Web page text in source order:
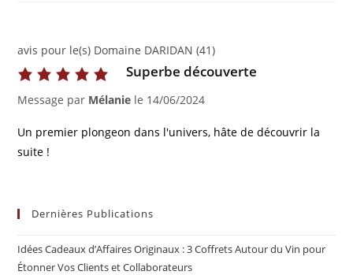
avis pour le(s) Domaine DARIDAN (41)
Superbe découverte
Message par Mélanie le 14/06/2024
Un premier plongeon dans l'univers, hâte de découvrir la
suite !
Dernières Publications
Idées Cadeaux d’Affaires Originaux : 3 Coffrets Autour du Vin pour
Étonner Vos Clients et Collaborateurs